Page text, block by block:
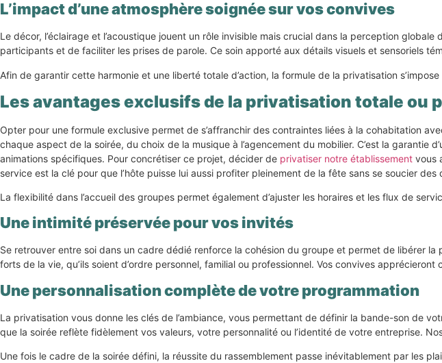
L’impact d’une atmosphère soignée sur vos convives
Le décor, l’éclairage et l’acoustique jouent un rôle invisible mais crucial dans la perception
participants et de faciliter les prises de parole. Ce soin apporté aux détails visuels et sensoriels
Afin de garantir cette harmonie et une liberté totale d’action, la formule de la privatisation
Les avantages exclusifs de la privatisation totale ou
Opter pour une formule exclusive permet de s’affranchir des contraintes liées à la cohabitation
chaque aspect de la soirée, du choix de la musique à l’agencement du mobilier. C’est la
animations spécifiques. Pour concrétiser ce projet, décider de privatiser notre établissement vous
service est la clé pour que l’hôte puisse lui aussi profiter pleinement de la fête sans se soucier des
La flexibilité dans l’accueil des groupes permet également d’ajuster les horaires et les flux de
Une intimité préservée pour vos invités
Se retrouver entre soi dans un cadre dédié renforce la cohésion du groupe et permet de libérer
forts de la vie, qu’ils soient d’ordre personnel, familial ou professionnel. Vos convives
Une personnalisation complète de votre programmation
La privatisation vous donne les clés de l’ambiance, vous permettant de définir la bande-son de
que la soirée reflète fidèlement vos valeurs, votre personnalité ou l’identité de votre entreprise.
Une fois le cadre de la soirée défini, la réussite du rassemblement passe inévitablement par les